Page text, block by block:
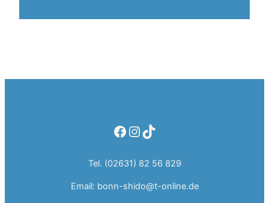
Facebook
Instagram
TikTok
Tel. (02631) 82 56 829
Email: bonn-shido@t-online.de